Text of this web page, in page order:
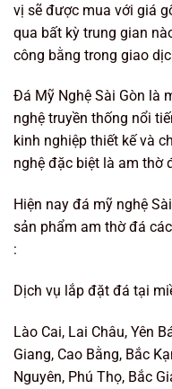
vị sẽ được mua với giá
qua bất kỳ trung gian
công bằng trong giao
Đá Mỹ Nghệ Sài Gòn là
nghệ truyền thống nổi
kinh nghiệp thiết kế và
nghệ đặc biệt là am thờ
Hiện nay đá mỹ nghệ
sản phẩm am thờ đá
:
Dịch vụ lắp đặt đá tại
Lào Cai, Lai Châu, Yên
Giang, Cao Bằng, Bắc
Nguyên, Phú Thọ, Bắc